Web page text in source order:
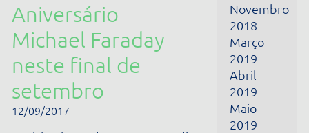
Michael Faraday nasceu no dia
22 de setembro de 1791,ele um
físico e químico inglês que teve
grandes contribuições no campo
da Eletroquímica. Ele...
2019
Junho
2019
Julho
2019
Agosto
2019
Setembro